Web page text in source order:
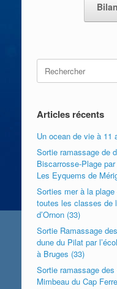
Search
for:
Articles récents
Un ocean de vie à 11
Sortie ramassage de
Biscarrosse-Plage
Les Eyquems de
Sorties mer à la
toutes les classes de
d’Ornon (33)
Sortie Ramassage
dune du Pilat par
à Bruges (33)
Sortie ramassage
Mimbeau du Cap